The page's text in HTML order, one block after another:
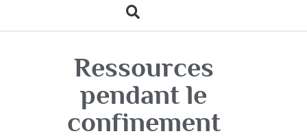
Ressources
pendant le
confinement